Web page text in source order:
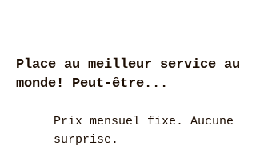
Place au meilleur service au
monde! Peut-être...
Prix mensuel fixe. Aucune
surprise.